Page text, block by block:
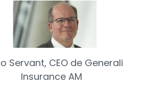
Servant, CEO de Generali
Insurance AM